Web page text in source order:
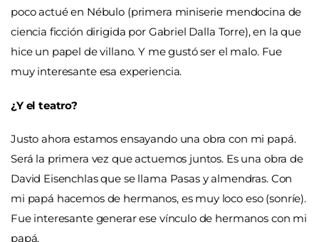
poco actué en Nébulo (primera miniserie mendocina de
ciencia ficción dirigida por Gabriel Dalla Torre), en la que
hice un papel de villano. Y me gustó ser el malo. Fue
muy interesante esa experiencia.
¿Y el teatro?
Justo ahora estamos ensayando una obra con mi papá.
Será la primera vez que actuemos juntos. Es una obra de
David Eisenchlas que se llama Pasas y almendras. Con
mi papá hacemos de hermanos, es muy loco eso (sonríe).
Fue interesante generar ese vínculo de hermanos con mi
papá.